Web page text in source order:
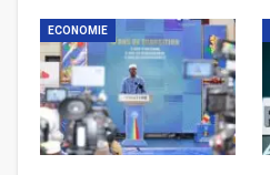
ECONOMIE